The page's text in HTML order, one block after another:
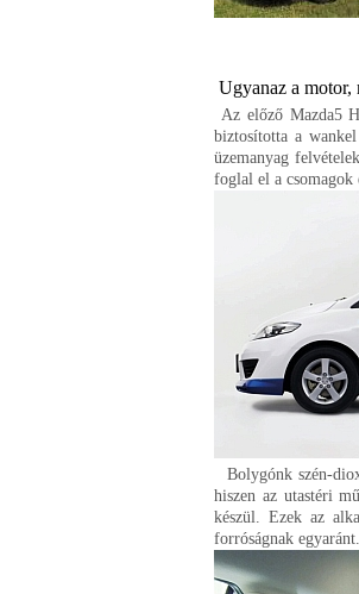
Ugyanaz a motor,
Az előző Mazda5
biztosította a
üzemanyag
foglal el a csomagok
Bolygónk szén-
hiszen az utastéri
készül. Ezek az
forróságnak